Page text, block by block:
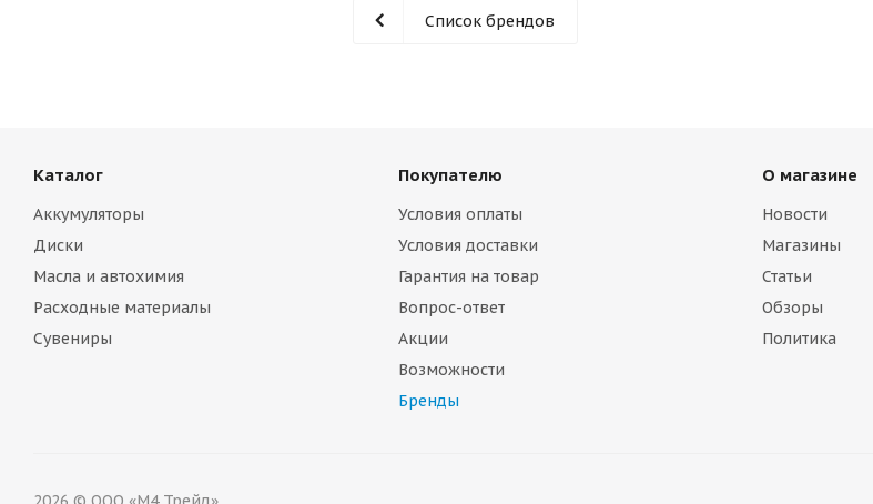
Список брендов
Каталог
Аккумуляторы
Диски
Масла и автохимия
Расходные материалы
Сувениры
Покупателю
Условия оплаты
Условия доставки
Гарантия на товар
Вопрос-ответ
Акции
Возможности
Бренды
О магазине
Новости
Магазины
Статьи
Обзоры
Политика